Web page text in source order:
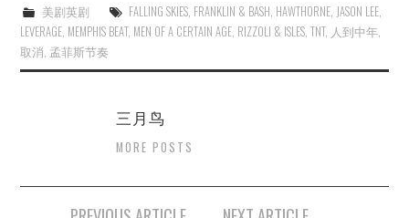
美剧英剧 FALLING SKIES, FRANKLIN & BASH, HAWTHORNE, JASON LEE,
LEVERAGE, MEMPHIS BEAT, MEN OF A CERTAIN AGE, RIZZOLI & ISLES,TNT, 人到中年,
取消, 孟菲斯节奏
三月鸟
MORE POSTS